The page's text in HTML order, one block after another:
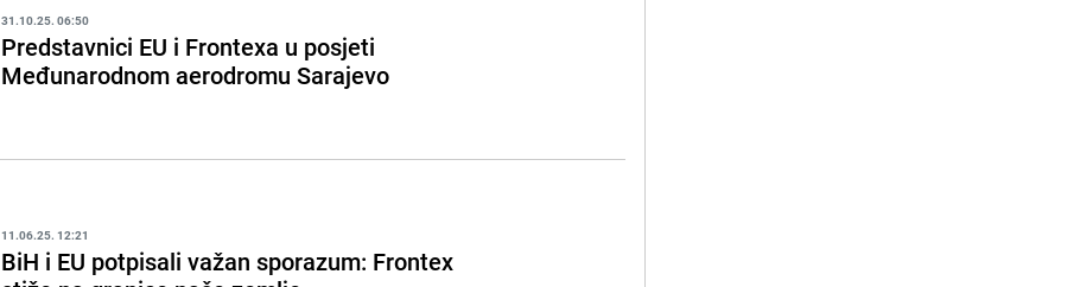
31.10.25. 06:50
Predstavnici EU i Frontexa u posjeti
Međunarodnom aerodromu Sarajevo
11.06.25. 12:21
BiH i EU potpisali važan sporazum: Frontex